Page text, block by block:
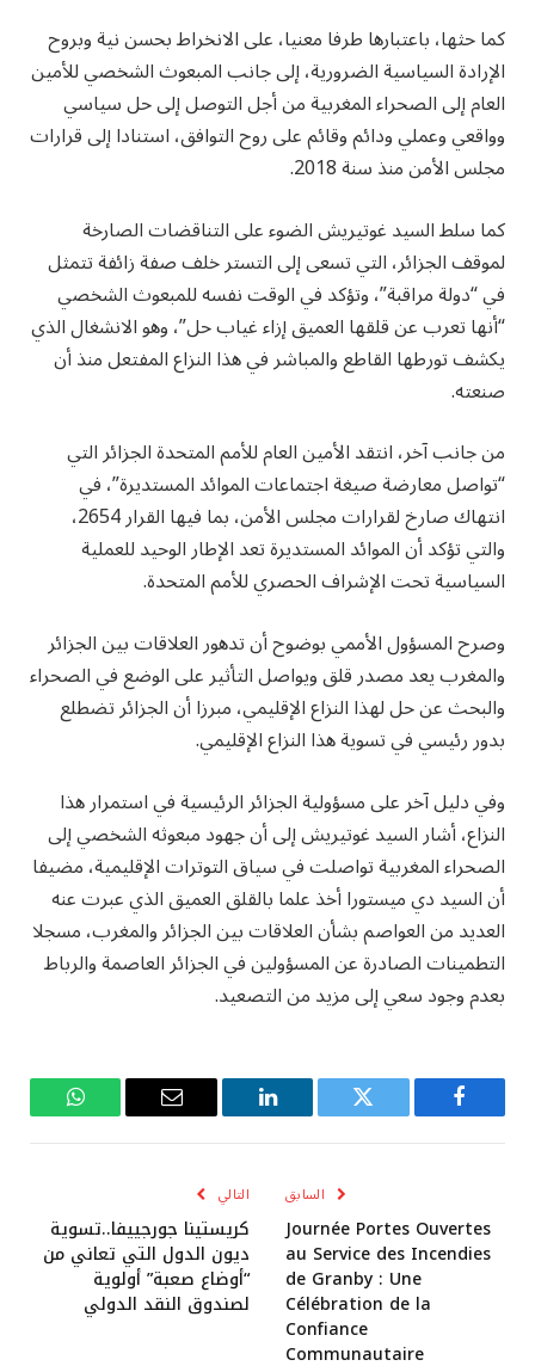
كما حثها، باعتبارها طرفا معنيا، على الانخراط بحسن نية وبروح
الإرادة السياسية الضرورية، إلى جانب المبعوث الشخصي للأمين
العام إلى الصحراء المغربية من أجل التوصل إلى حل سياسي
وواقعي وعملي ودائم وقائم على روح التوافق، استنادا إلى قرارات
مجلس الأمن منذ سنة 2018.
كما سلط السيد غوتيريش الضوء على التناقضات الصارخة
لموقف الجزائر، التي تسعى إلى التستر خلف صفة زائفة تتمثل
في “دولة مراقبة”، وتؤكد في الوقت نفسه للمبعوث الشخصي
“أنها تعرب عن قلقها العميق إزاء غياب حل”، وهو الانشغال الذي
يكشف تورطها القاطع والمباشر في هذا النزاع المفتعل منذ أن
صنعته.
من جانب آخر، انتقد الأمين العام للأمم المتحدة الجزائر التي
“تواصل معارضة صيغة اجتماعات الموائد المستديرة”، في
انتهاك صارخ لقرارات مجلس الأمن، بما فيها القرار 2654،
والتي تؤكد أن الموائد المستديرة تعد الإطار الوحيد للعملية
السياسية تحت الإشراف الحصري للأمم المتحدة.
وصرح المسؤول الأممي بوضوح أن تدهور العلاقات بين الجزائر
والمغرب يعد مصدر قلق ويواصل التأثير على الوضع في الصحراء
والبحث عن حل لهذا النزاع الإقليمي، مبرزا أن الجزائر تضطلع
بدور رئيسي في تسوية هذا النزاع الإقليمي.
وفي دليل آخر على مسؤولية الجزائر الرئيسية في استمرار هذا
النزاع، أشار السيد غوتيريش إلى أن جهود مبعوثه الشخصي إلى
الصحراء المغربية تواصلت في سياق التوترات الإقليمية، مضيفا
أن السيد دي ميستورا أخذ علما بالقلق العميق الذي عبرت عنه
العديد من العواصم بشأن العلاقات بين الجزائر والمغرب، مسجلا
التطمينات الصادرة عن المسؤولين في الجزائر العاصمة والرباط
بعدم وجود سعي إلى مزيد من التصعيد.
فيسبوك تويتر لينكدإن
البريد
واتساب
السابق
Journée Portes Ouvertes
au Service des Incendies
de Granby : Une
Célébration de la
Confiance
Communautaire
التالي
كريستينا جورجييفا..تسوية
ديون الدول التي تعاني من
“أوضاع صعبة” أولوية
لصندوق النقد الدولي